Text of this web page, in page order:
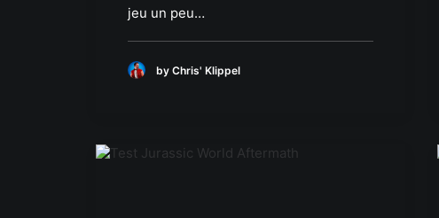
jeu un peu…
by Chris' Klippel